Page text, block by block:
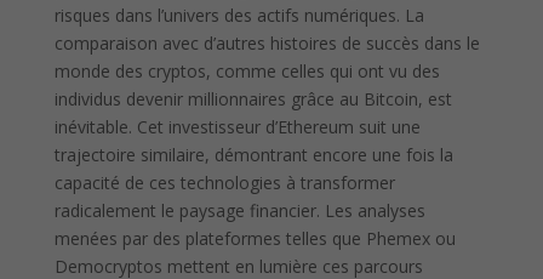
risques dans l’univers des actifs numériques. La
comparaison avec d’autres histoires de succès dans le
monde des cryptos, comme celles qui ont vu des
individus devenir millionnaires grâce au Bitcoin, est
inévitable. Cet investisseur d’Ethereum suit une
trajectoire similaire, démontrant encore une fois la
capacité de ces technologies à transformer
radicalement le paysage financier. Les analyses
menées par des plateformes telles que Phemex ou
Democryptos mettent en lumière ces parcours